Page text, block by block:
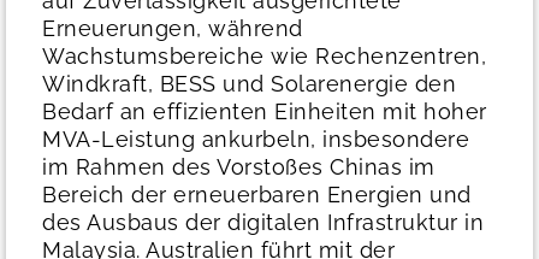
Erneuerungen, während
Wachstumsbereiche wie Rechenzentren,
Windkraft, BESS und Solarenergie den
Bedarf an effizienten Einheiten mit hoher
MVA-Leistung ankurbeln, insbesondere
im Rahmen des Vorstoßes Chinas im
Bereich der erneuerbaren Energien und
des Ausbaus der digitalen Infrastruktur in
Malaysia. Australien führt mit der